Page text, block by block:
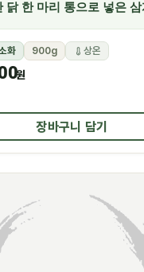
닭 한 마리 통으로 넣은 삼
화 900g 상온
원
장바구니 담기